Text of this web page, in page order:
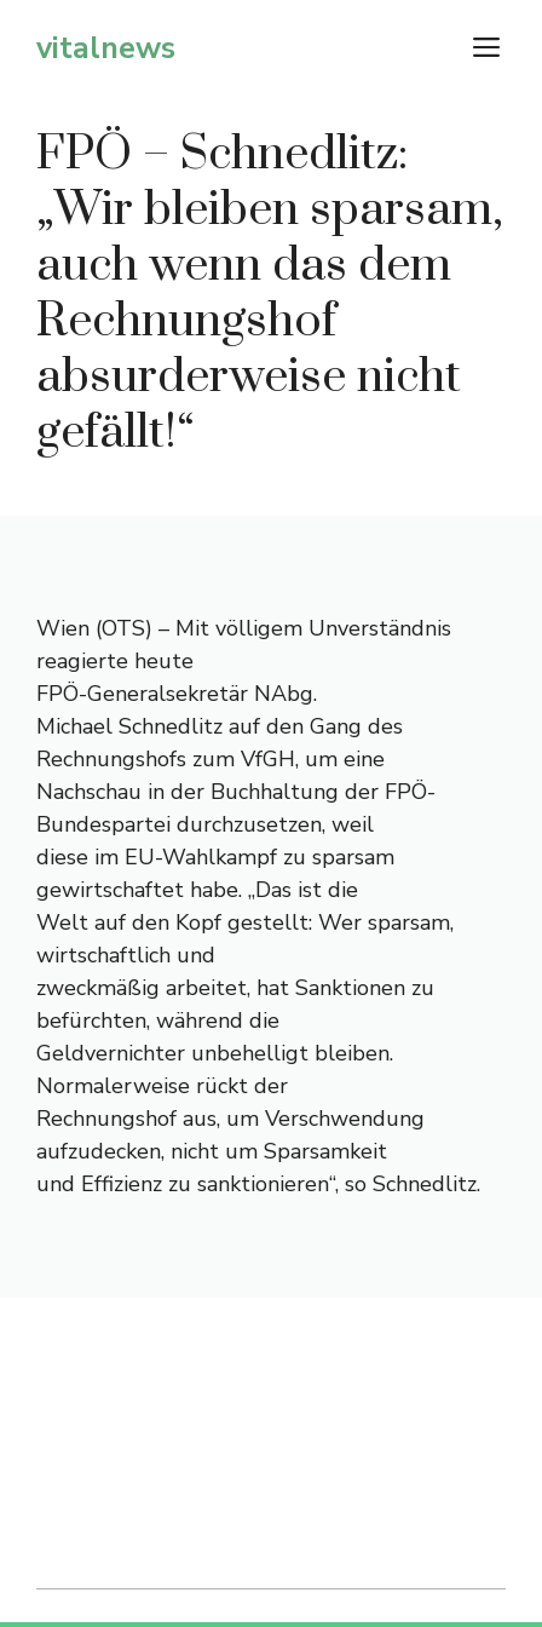
Inhaltvitalnews
FPÖ – Schnedlitz:
„Wir bleiben sparsam,
auch wenn das dem
Rechnungshof
absurderweise nicht
gefällt!“
Wien (OTS) – Mit völligem Unverständnis
reagierte heute
FPÖ-Generalsekretär NAbg.
Michael Schnedlitz auf den Gang des
Rechnungshofs zum VfGH, um eine
Nachschau in der Buchhaltung der FPÖ-
Bundespartei durchzusetzen, weil
diese im EU-Wahlkampf zu sparsam
gewirtschaftet habe. „Das ist die
Welt auf den Kopf gestellt: Wer sparsam,
wirtschaftlich und
zweckmäßig arbeitet, hat Sanktionen zu
befürchten, während die
Geldvernichter unbehelligt bleiben.
Normalerweise rückt der
Rechnungshof aus, um Verschwendung
aufzudecken, nicht um Sparsamkeit
und Effizienz zu sanktionieren“, so Schnedlitz.